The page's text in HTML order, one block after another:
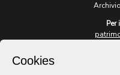
Per
Cookies